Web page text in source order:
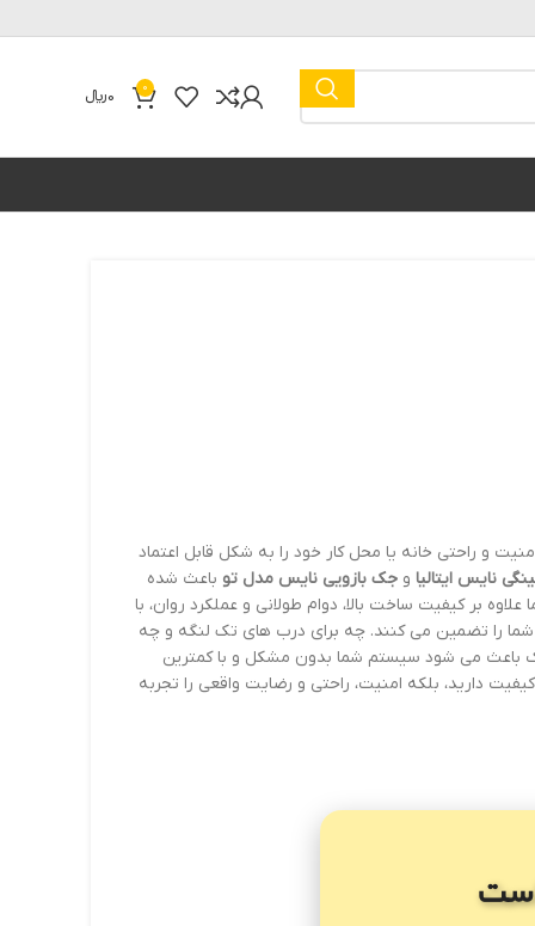
0
0﷼
و راحتی خانه یا محل کار خود را به شکل قابل اعتماد
نایس ایتالیا وجک بازویی نایس مدل تو باعث شده
بر کیفیت ساخت بالا، دوام طولانی و عملکرد روان، با
را تضمین می کنند. چه برای درب های تک لنگه و چه
باعث می شود سیستم شما بدون مشکل و با کمترین
دارید، بلکه امنیت، راحتی و رضایت واقعی را تجربه